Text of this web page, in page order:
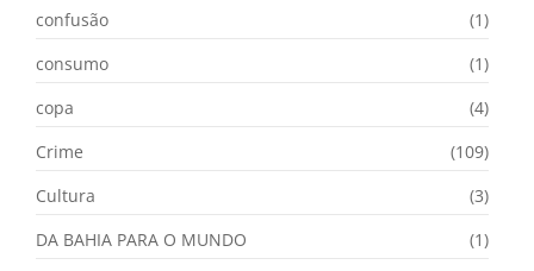
confusão
(1)
consumo
(1)
copa
(4)
Crime
(109)
Cultura
(3)
DA BAHIA PARA O MUNDO
(1)